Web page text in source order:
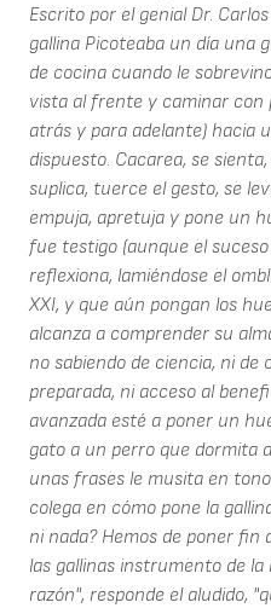
Escrito por el genial Dr.
gallina Picoteaba un día una
de cocina cuando le
vista al frente y caminar con
atrás y para adelante) hacia
dispuesto. Cacarea, se
suplica, tuerce el gesto, se
empuja, apretuja y pone un
fue testigo (aunque el
reflexiona, lamiéndose el
XXI, y que aún pongan los
alcanza a comprender su
no sabiendo de ciencia, ni de
preparada, ni acceso al
avanzada esté a poner un
gato a un perro que dormita
unas frases le musita en
colega en cómo pone la
ni nada? Hemos de poner
las gallinas instrumento de
razón", responde el aludido,